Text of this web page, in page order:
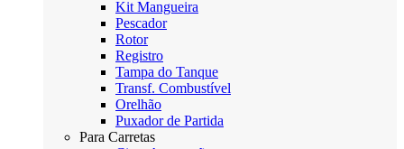
Kit Mangueira
Pescador
Rotor
Registro
Tampa do Tanque
Transf. Combustível
Orelhão
Puxador de Partida
Para Carretas